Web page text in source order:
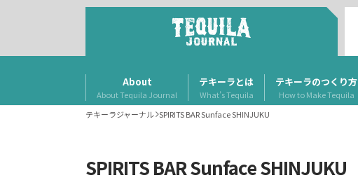
About
About Tequila Journal
テキーラとは
What’s Tequila
テキーラのつくり方
How to Make Tequila
テキーラジャーナル SPIRITS BAR Sunface SHINJUKU
SPIRITS BAR Sunface SHINJUKU